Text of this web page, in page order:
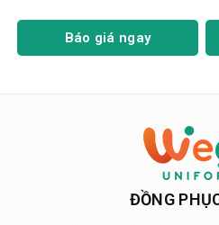
Báo giá ngay
ĐỒNG